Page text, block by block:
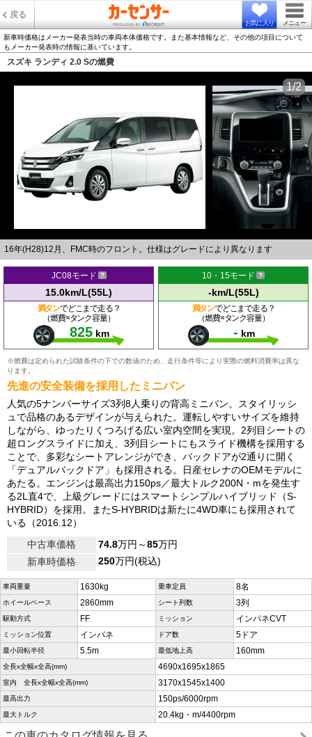
戻る
お気に入り メニュー
新車時価格はメーカー発表当時の車両本体価格です。また基本情報など、その他の項目について
もメーカー発表時の情報に基いています。
スズキ ランディ 2.0 Sの燃費
16年(H28)12月、FMC時のフロント。仕様はグレードにより異なります
1/2
JC08モード
15.0km/L(55L)
満タンでどこまで走る？
（燃費×タンク容量）
825 km
10・15モード
-km/L(55L)
満タンでどこまで走る？
（燃費×タンク容量）
- km
※燃費は定められた試験条件の下での数値のため、走行条件等により実際の燃料消費率は異な
ります。
先進の安全装備を採用したミニバン
人気の5ナンバーサイズ3列8人乗りの背高ミニバン。スタイリッシ
ュで品格のあるデザインが与えられた。運転しやすいサイズを維持
しながら、ゆったりくつろげる広い室内空間を実現。2列目シートの
超ロングスライドに加え、3列目シートにもスライド機構を採用する
ことで、多彩なシートアレンジができ、バックドアが2通りに開く
「デュアルバックドア」も採用される。日産セレナのOEMモデルに
あたる。エンジンは最高出力150ps／最大トルク200N・mを発生す
る2L直4で、上級グレードにはスマートシンプルハイブリッド（S-
HYBRID）を採用。またS-HYBRIDは新たに4WD車にも採用されて
いる（2016.12）
中古車価格
74.8万円～85万円
新車時価格
250万円(税込)
車両重量 1630kg 乗車定員 8名
ホイールベース 2860mm シート列数 3列
駆動方式 FF ミッション インパネCVT
ミッション位置 インパネ ドア数 5ドア
最小回転半径 5.5m 最低地上高 160mm
全長x全幅x全高(mm) 4690x1695x1865
室内 全長x全幅x全高(mm) 3170x1545x1400
最高出力 150ps/6000rpm
最大トルク 20.4kg・m/4400rpm